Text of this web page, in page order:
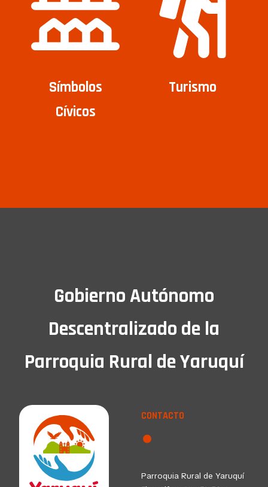
Símbolos
Cívicos
Turismo
Gobierno Autónomo
Descentralizado de la
Parroquia Rural de Yaruquí
CONTACTO
Parroquia Rural de Yaruquí